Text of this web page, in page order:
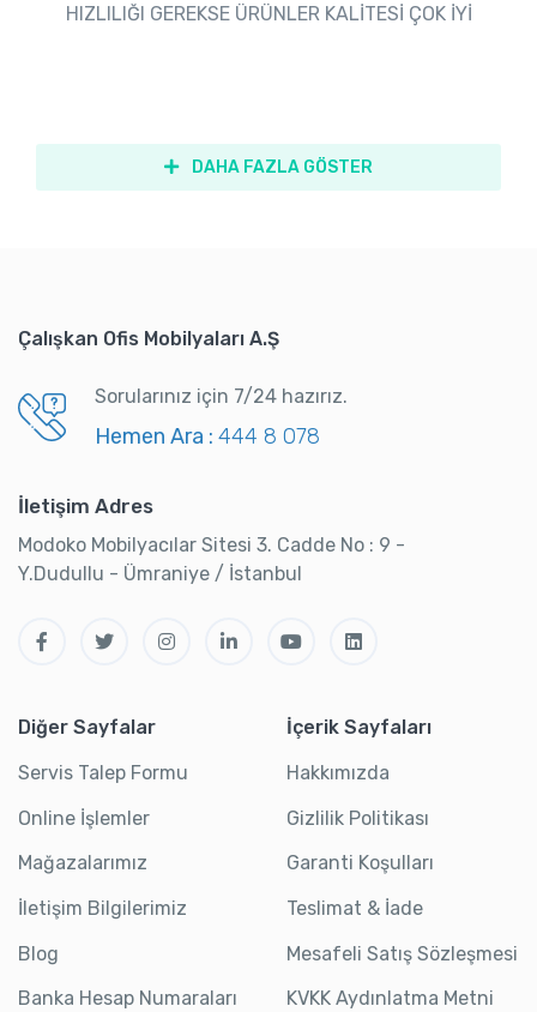
HIZLILIĞI GEREKSE ÜRÜNLER KALİTESİ ÇOK İYİ
DAHA FAZLA GÖSTER
Çalışkan Ofis Mobilyaları A.Ş
Sorularınız için 7/24 hazırız.
Hemen Ara : 444 8 078
İletişim Adres
Modoko Mobilyacılar Sitesi 3. Cadde No : 9 -
Y.Dudullu - Ümraniye / İstanbul
Diğer Sayfalar
Servis Talep Formu
Online İşlemler
Mağazalarımız
İletişim Bilgilerimiz
Blog
Banka Hesap Numaraları
İçerik Sayfaları
Hakkımızda
Gizlilik Politikası
Garanti Koşulları
Teslimat & İade
Mesafeli Satış Sözleşmesi
KVKK Aydınlatma Metni